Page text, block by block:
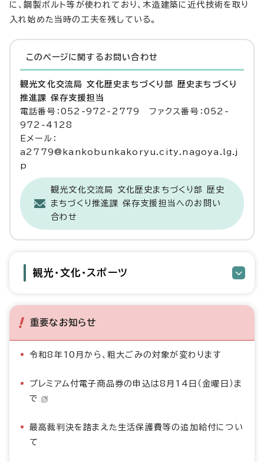
に、鋼製ボルト等が使われており、木造建築に近代技術を取り
入れ始めた当時の工夫を残している。
このページに関する お問い合わせ
観光文化交流局 文化歴史まちづくり部 歴史まちづくり
推進課 保存支援担当
電話番号：052-972-2779 ファクス番号：052-
972-4128
Eメール：
a2779@kankobunkakoryu.city.nagoya.lg.j
p
観光文化交流局 文化歴史まちづくり部 歴史
まちづくり推進課 保存支援担当へのお問い
合わせ
観光・文化・スポーツ
重要なお知らせ
令和8年10月から、粗大ごみの対象が変わります
プレミアム付電子商品券の申込は8月14日（金曜日）ま
で
最高裁判決を踏まえた生活保護費等の追加給付につい
て